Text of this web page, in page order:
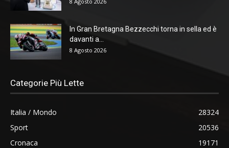
In Gran Bretagna Bezzecchi torna in sella ed è
davanti a...
8 Agosto 2026
Categorie Più Lette
Italia / Mondo
28324
Sport
20536
Cronaca
19171